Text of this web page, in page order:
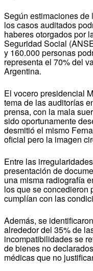
Según estimaciones de
los casos auditados
haberes otorgados por
Seguridad Social
y 160.000 personas
representa el 70% del
Argentina.
El vocero presidencial
tema de las auditorías
prensa, con la mala
sido oportunamente
desmitió el mismo
oficial pero la imagen
Entre las
presentación de
una misma radiografía
los que se concedieron
cumplían con las
Además, se
alrededor del 35% de
incompatibilidades se
de bienes no
médicas que no